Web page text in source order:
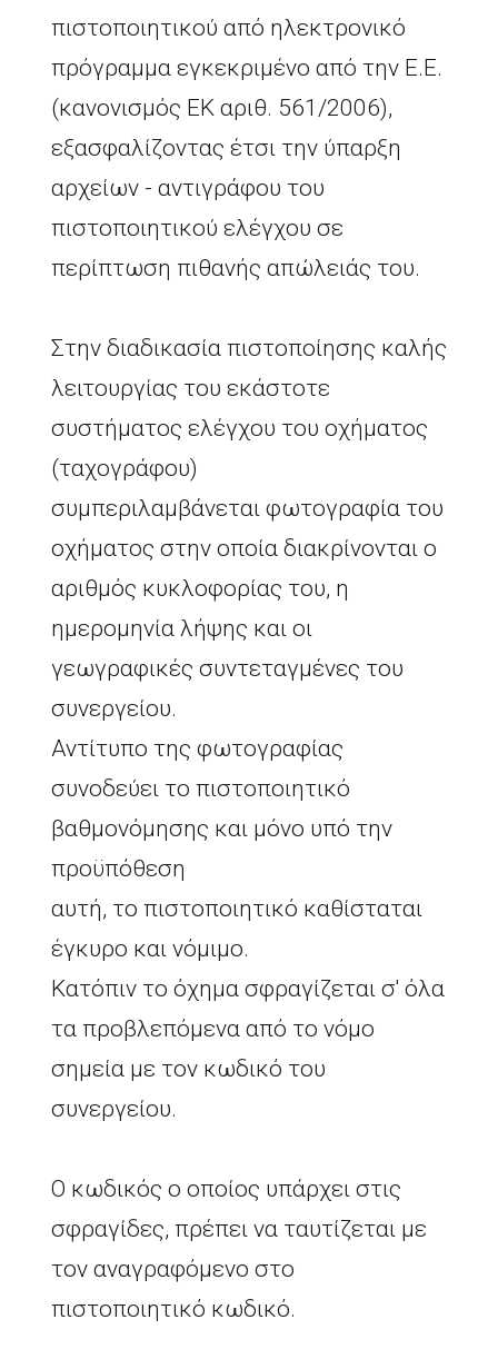
πιστοποιητικού από ηλεκτρονικό
πρόγραμμα εγκεκριμένο από την Ε.Ε.
(κανονισμός ΕΚ αριθ. 561/2006),
εξασφαλίζοντας έτσι την ύπαρξη
αρχείων - αντιγράφου του
πιστοποιητικού ελέγχου σε
περίπτωση πιθανής απώλειάς του.
Στην διαδικασία πιστοποίησης καλής
λειτουργίας του εκάστοτε
συστήματος ελέγχου του οχήματος
(ταχογράφου)
συμπεριλαμβάνεται φωτογραφία του
οχήματος στην οποία διακρίνονται ο
αριθμός κυκλοφορίας του, η
ημερομηνία λήψης και οι
γεωγραφικές συντεταγμένες του
συνεργείου.
Αντίτυπο της φωτογραφίας
συνοδεύει το πιστοποιητικό
βαθμονόμησης και μόνο υπό την
προϋπόθεση
αυτή, το πιστοποιητικό καθίσταται
έγκυρο και νόμιμο.
Κατόπιν το όχημα σφραγίζεται σ' όλα
τα προβλεπόμενα από το νόμο
σημεία με τον κωδικό του
συνεργείου.
Ο κωδικός ο οποίος υπάρχει στις
σφραγίδες, πρέπει να ταυτίζεται με
τον αναγραφόμενο στο
πιστοποιητικό κωδικό.